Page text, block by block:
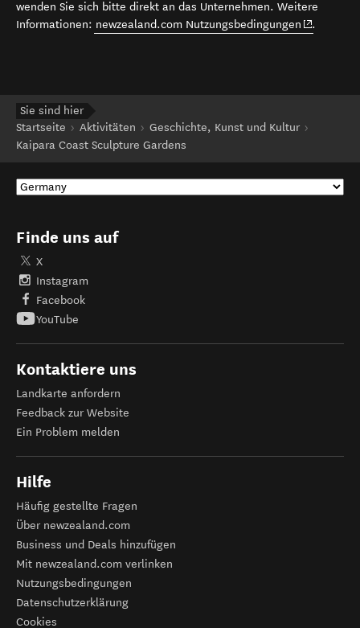
wenden Sie sich bitte direkt an das Unternehmen. Weitere
Informationen: newzealand.com Nutzungsbedingungen (opens in
.
Sie sind hier
Startseite
Aktivitäten
Geschichte, Kunst und Kultur
Kaipara Coast Sculpture Gardens
Finde uns auf
X
Instagram
Facebook
YouTube
Kontaktiere uns
Landkarte anfordern
Feedback zur Website
Ein Problem melden
Hilfe
Häufig gestellte Fragen
Über newzealand.com
Business und Deals hinzufügen
Mit newzealand.com verlinken
Nutzungsbedingungen
Datenschutzerklärung
Cookies